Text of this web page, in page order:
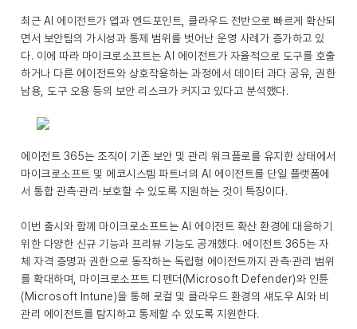
최근 AI 에이전트가 앱과 엔드포인트, 클라우드 전반으로 빠르게 확산되
면서 보안팀의 가시성과 통제 범위를 벗어난 운영 사례가 증가하고 있
다. 이에 따라 마이크로소프트는 AI 에이전트가 자율적으로 도구를 호출
하거나 다른 에이전트와 상호작용하는 과정에서 데이터 과다 공유, 권한
남용, 도구 오용 등의 보안 리스크가 커지고 있다고 분석했다.
에이전트 365는 조직이 기존 보안 및 관리 워크플로를 유지한 상태에서
마이크로소프트 및 에코시스템 파트너의 AI 에이전트를 단일 플랫폼에
서 통합 관측·관리·보호할 수 있도록 지원하는 것이 특징이다.
이번 출시와 함께 마이크로소프트는 AI 에이전트 확산 환경에 대응하기
위한 다양한 신규 기능과 프리뷰 기능도 공개했다. 에이전트 365는 자
체 자격 증명과 권한으로 동작하는 독립형 에이전트까지 관측·관리 범위
를 확대하며, 마이크로소프트 디펜더(Microsoft Defender)와 인튠
(Microsoft Intune)을 통해 로컬 및 클라우드 환경의 섀도우 AI와 비
관리 에이전트를 탐지하고 통제할 수 있도록 지원한다.